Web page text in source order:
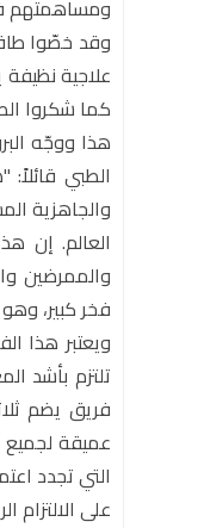
ومساهمتهم
وقد خصّوا
علاجية
كما شكروا
هذا ووجّه
الطبي
والجاهزية
العالم. إن
والممرضين
فخر كبير،
تلتزم بأشد
عميقة
على الالتزام